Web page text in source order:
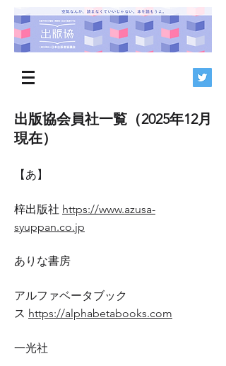
出版協会員社一覧（2025年12月
現在）
【あ】
梓出版社 https://www.azusa-
syuppan.co.jp
ありな書房
アルファベータブック
ス https://alphabetabooks.com
一光社